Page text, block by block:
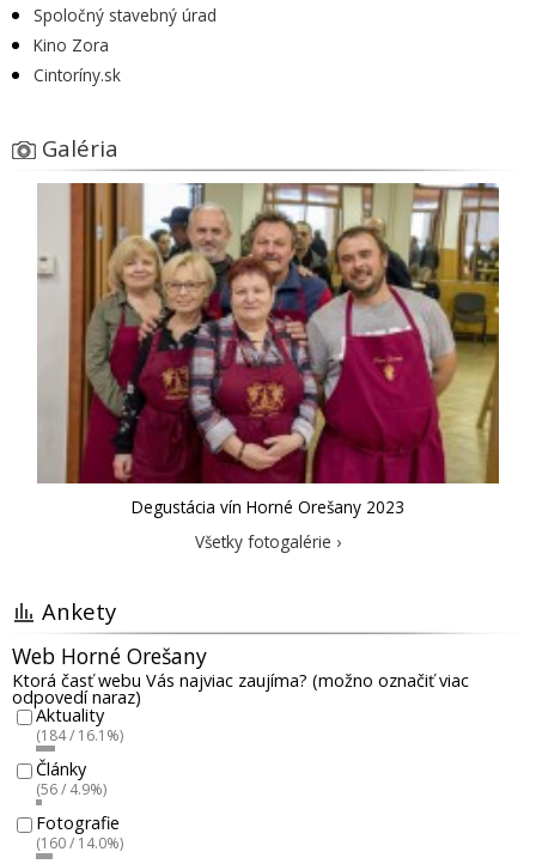
Spoločný stavebný úrad
Kino Zora
Cintoríny.sk
Galéria
Degustácia vín Horné Orešany 2023
Všetky fotogalérie ›
Ankety
Web Horné Orešany
Ktorá časť webu Vás najviac zaujíma? (možno označiť viac
odpovedí naraz)
Aktuality
(184 / 16.1%)
Články
(56 / 4.9%)
Fotografie
(160 / 14.0%)